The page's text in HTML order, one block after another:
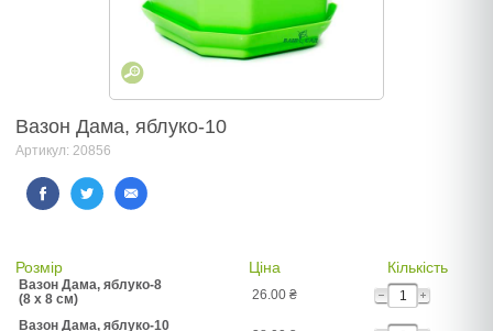
Вазон Дама, яблуко-10
Артикул: 20856
Розмір Ціна Кількість
Вазон Дама, яблуко-8
(8 x 8 см)
26.00 ₴
Вазон Дама, яблуко-10